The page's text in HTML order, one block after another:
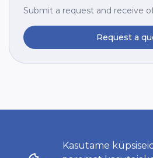
Kasutame
Submit a request and receive
Request a